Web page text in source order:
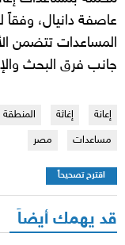
عاصفة دانيال، وفقاً
المساعدات تتضمن
جانب فرق البحث
إعانة إغاثة المنطقة
مساعدات
مصر
اقترح تصحيحاً
قد يهمك أيضاً